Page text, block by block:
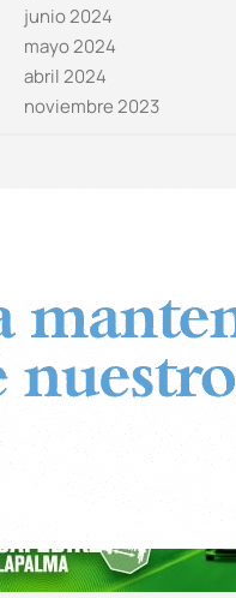
junio 2024
mayo 2024
abril 2024
noviembre 2023
© Copyright